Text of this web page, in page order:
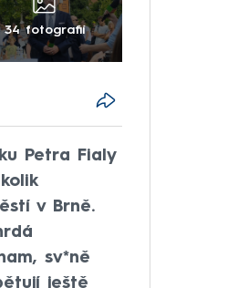
34 fotografií
Petra Fialy
v Brně.
sv*ně
ještě